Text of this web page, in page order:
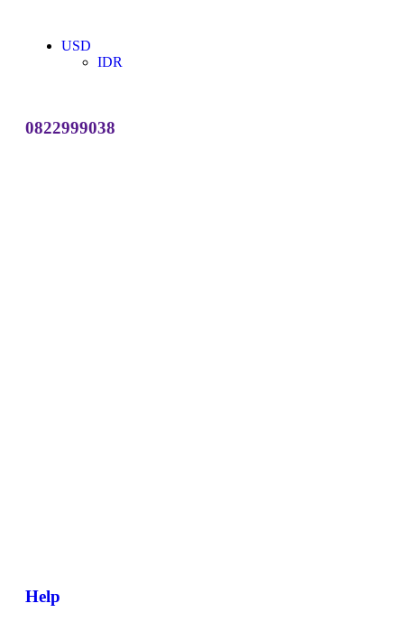
USD
IDR
0822999038
Help